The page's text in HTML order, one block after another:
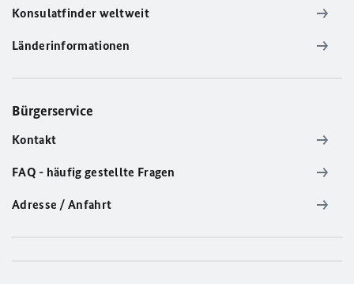
Konsulatfinder weltweit
Länderinformationen
Bürgerservice
Kontakt
FAQ - häufig gestellte Fragen
Adresse / Anfahrt